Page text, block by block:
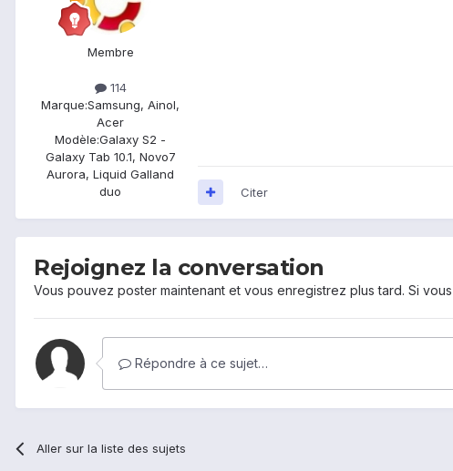
Membre
114
Marque:Samsung, Ainol,
Acer
Modèle:Galaxy S2 -
Galaxy Tab 10.1, Novo7
Aurora, Liquid Galland
duo
Citer
Rejoignez la conversation
Vous pouvez poster maintenant et vous enregistrez plus tard. Si
Répondre à ce sujet…
Aller sur la liste des sujets